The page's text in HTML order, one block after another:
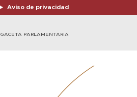
Aviso de privacidad
GACETA PARLAMENTARIA